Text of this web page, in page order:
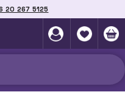
20 267 5125